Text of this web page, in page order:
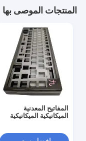
المنتجات الموصى بها
المفاتيح المعدنية
الميكانيكية الميكانيكية